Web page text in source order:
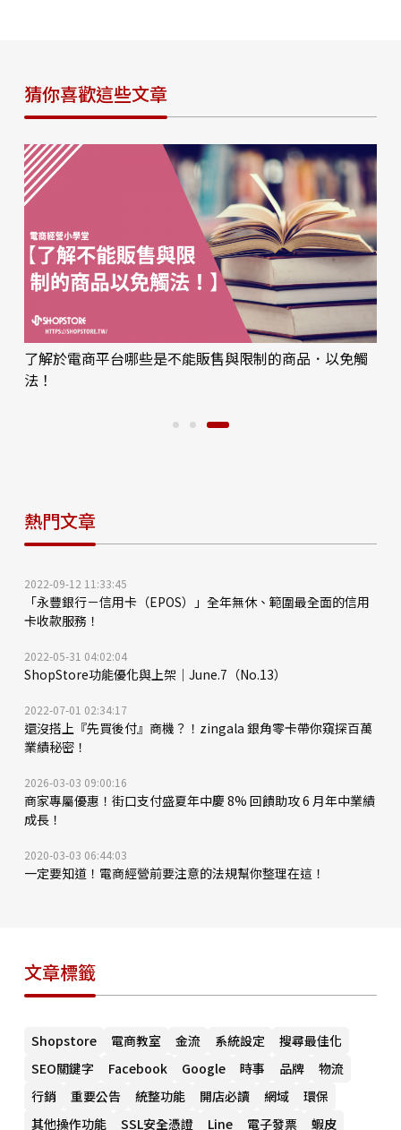
猜你喜歡這些文章
了解於電商平台哪些是不能販售與限制的商品．以免觸
法！
熱門文章
2022-09-12 11:33:45
「永豐銀行－信用卡（EPOS）」全年無休、範圍最全面的信用
卡收款服務！
2022-05-31 04:02:04
ShopStore功能優化與上架｜June.7（No.13）
2022-07-01 02:34:17
還沒搭上『先買後付』商機？！zingala 銀角零卡帶你窺探百萬
業績秘密！
2026-03-03 09:00:16
商家專屬優惠！街口支付盛夏年中慶 8% 回饋助攻 6 月年中業績
成長！
2020-03-03 06:44:03
一定要知道！電商經營前要注意的法規幫你整理在這！
文章標籤
Shopstore 電商教室 金流 系統設定
搜尋最佳化
SEO關鍵字
Facebook Google 時事 品牌
物流
行銷
重要公告 統整功能 開店必讀 網域
環保
其他操作功能
SSL安全憑證 Line 電子發票
蝦皮